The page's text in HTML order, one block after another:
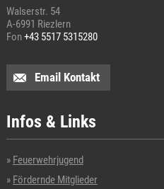
Walserstr. 54
A-6991 Riezlern
Fon+43 5517 5315280
Email Kontakt
Infos & Links
Feuerwehrjugend
Fördernde Mitglieder